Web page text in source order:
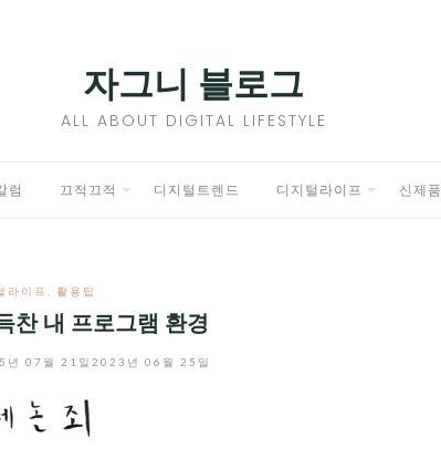
자그니 블로그
ALL ABOUT DIGITAL LIFESTYLE
럼 끄적끄적 디지털트렌드 디지털라이프 신제품
라이프 활용팁
찬 내 프로그램 환경
년 07월 21일2023년 06월 25일